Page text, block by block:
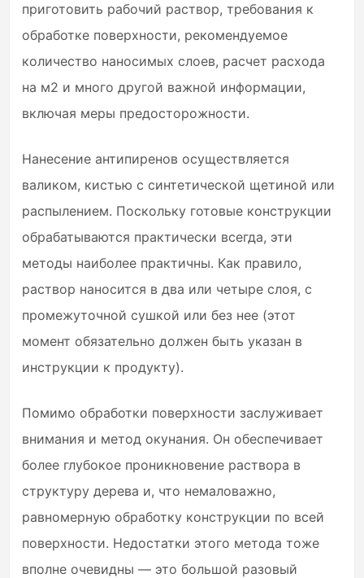
приготовить рабочий раствор, требования к
обработке поверхности, рекомендуемое
количество наносимых слоев, расчет расхода
на м2 и много другой важной информации,
включая меры предосторожности.
Нанесение антипиренов осуществляется
валиком, кистью с синтетической щетиной или
распылением. Поскольку готовые конструкции
обрабатываются практически всегда, эти
методы наиболее практичны. Как правило,
раствор наносится в два или четыре слоя, с
промежуточной сушкой или без нее (этот
момент обязательно должен быть указан в
инструкции к продукту).
Помимо обработки поверхности заслуживает
внимания и метод окунания. Он обеспечивает
более глубокое проникновение раствора в
структуру дерева и, что немаловажно,
равномерную обработку конструкции по всей
поверхности. Недостатки этого метода тоже
вполне очевидны — это большой разовый